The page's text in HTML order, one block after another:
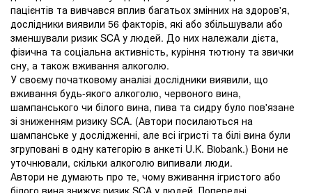
пацієнтів та вивчався вплив багатьох змінних на здоров'я,
дослідники виявили 56 факторів, які або збільшували або
зменшували ризик SCA у людей. До них належали дієта,
фізична та соціальна активність, куріння тютюну та звички
сну, а також вживання алкоголю.
У своєму початковому аналізі дослідники виявили, що
вживання будь-якого алкоголю, червоного вина,
шампанського чи білого вина, пива та сидру було пов'язане
зі зниженням ризику SCA. (Автори посилаються на
шампанське у дослідженні, але всі ігристі та білі вина були
згруповані в одну категорію в анкеті U.K. Biobank.) Вони не
уточнювали, скільки алкоголю випивали люди.
Автори не думають про те, чому вживання ігристого або
білого вина знижує ризик SCA у людей. Попередні